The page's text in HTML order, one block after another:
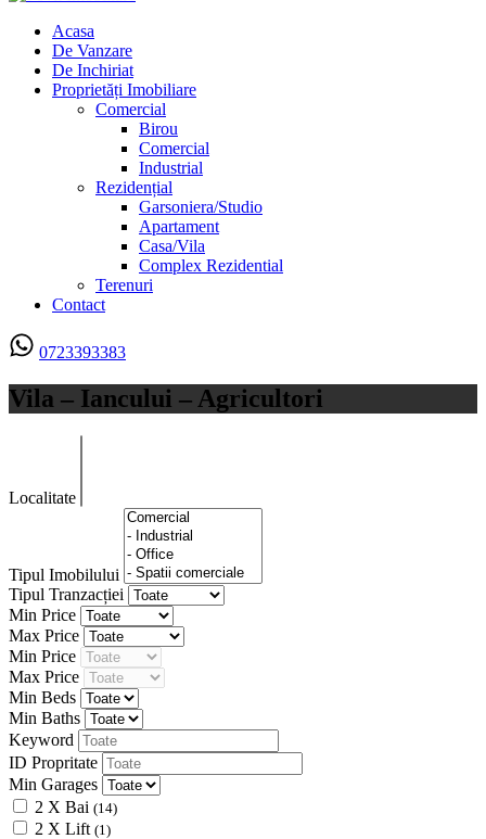
Acasa
De Vanzare
De Inchiriat
Proprietăți Imobiliare
Comercial
Birou
Comercial
Industrial
Rezidențial
Garsoniera/Studio
Apartament
Casa/Vila
Complex Rezidential
Terenuri
Contact
0723393383
Vila – Iancului – Agricultori
Localitate
Tipul Imobilului
Tipul Tranzacției
Min Price
Max Price
Min Price
Max Price
Min Beds
Min Baths
Keyword
ID Propritate
Min Garages
2 X Bai (14)
2 X Lift (1)